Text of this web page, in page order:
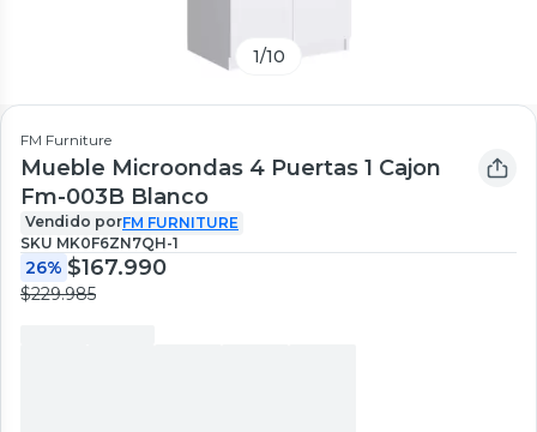
1/10
FM Furniture
Mueble Microondas 4 Puertas 1 Cajon
Fm-003B Blanco
Vendido porFM FURNITURE
SKU MK0F6ZN7QH-1
26% $167.990
$229.985